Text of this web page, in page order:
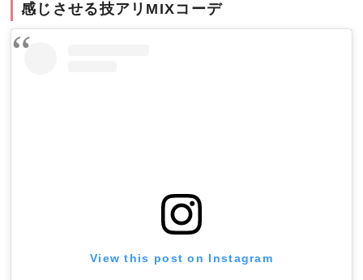
感じさせる技アリMIXコーデ
View this post on Instagram